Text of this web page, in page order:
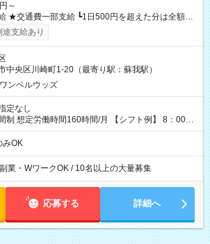
～
額支
以内の方は自己負担となります ★日払いOK！
） ┗働いたその日に現金GET♪ お仕事後はコンビニ
支給あり
中央区川崎町1-20（最寄り駅：蘇我駅）
ンベルウッズ
定なし
労働時間160時間/月 【シフト例】 8：00～
～19：00 10：00～20：00 10：30～19：30
みOK
業・WワークOK / 10名以上の大量募集
応募する 詳細へ